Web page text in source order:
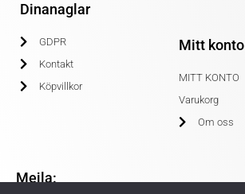
Dinanaglar
GDPR
Kontakt
Köpvillkor
Mitt konto
MITT KONTO
Varukorg
Om oss
Mejla: